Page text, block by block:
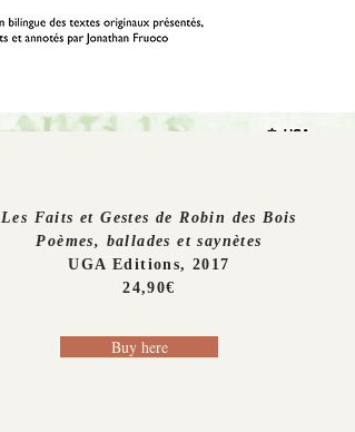
Les Faits et Gestes de Robin des Bois
Poèmes, ballades et saynètes
UGA Editions, 2017
24,90€
Buy here